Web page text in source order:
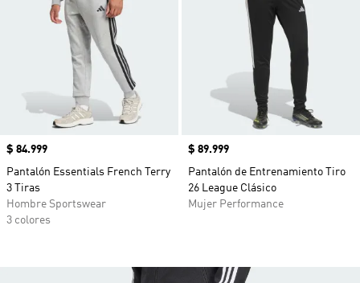
Precio
$ 84.999
Pantalón Essentials French Terry
3 Tiras
Hombre Sportswear
3 colores
Precio
$ 89.999
Pantalón de Entrenamiento Tiro
26 League Clásico
Mujer Performance